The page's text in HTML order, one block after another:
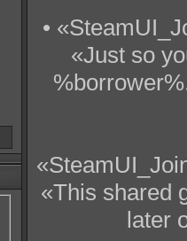
•
«Just so
«This shared
later